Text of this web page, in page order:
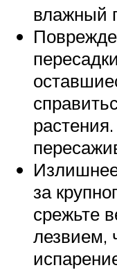
влажный
за
срежьте
лезвием,